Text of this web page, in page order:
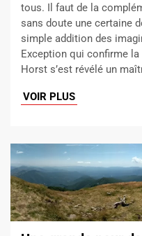
tous. Il faut de la
sans doute une certaine
simple addition des
Exception qui confirme
Horst s’est révélé un
VOIR PLUS